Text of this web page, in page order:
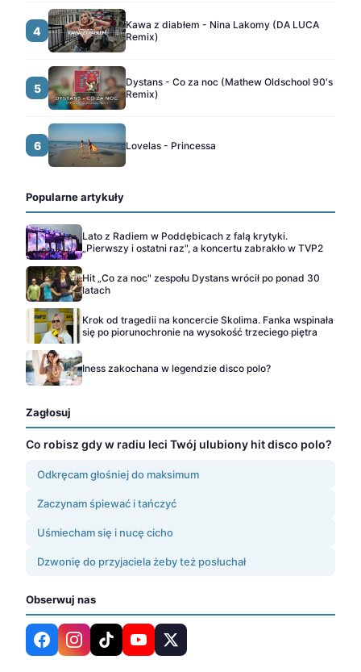
4
Kawa z diabłem - Nina Lakomy (DA LUCA
Remix)
5
Dystans - Co za noc (Mathew Oldschool 90's
Remix)
6 Lovelas - Princessa
Popularne artykuły
Lato z Radiem w Poddębicach z falą krytyki.
„Pierwszy i ostatni raz", a koncertu zabrakło w TVP2
Hit „Co za noc" zespołu Dystans wrócił po ponad 30
latach
Krok od tragedii na koncercie Skolima. Fanka wspinała
się po piorunochronie na wysokość trzeciego piętra
Iness zakochana w legendzie disco polo?
Zagłosuj
Co robisz gdy w radiu leci Twój ulubiony hit disco polo?
Odkręcam głośniej do maksimum
Zaczynam śpiewać i tańczyć
Uśmiecham się i nucę cicho
Dzwonię do przyjaciela żeby też posłuchał
Obserwuj nas